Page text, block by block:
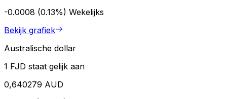
-0.0008 (0.13%) Wekelijks
Bekijk grafiek
Australische dollar
1 FJD staat gelijk aan
0,640279 AUD